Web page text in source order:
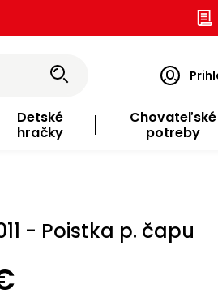
Detské
hračky
Chovateľské
potreby
- Poistka p. čapu